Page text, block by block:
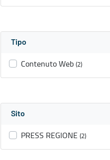
Tipo
Contenuto Web (2)
Sito
PRESS REGIONE (2)